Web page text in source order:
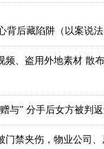
背后藏陷阱（以案说法
频、盗用外地素材 散
与” 分手后女方被判
门禁夹伤，物业公司